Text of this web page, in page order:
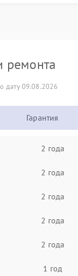
ремонта
дату 09.08.2026
Гарантия
2 года
2 года
2 года
2 года
2 года
1 год